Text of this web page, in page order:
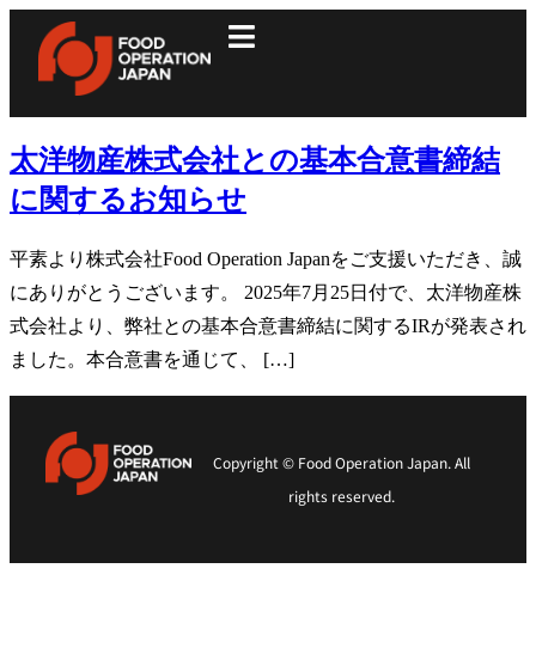
太洋物産株式会社との基本合意書締結
に関するお知らせ
平素より株式会社Food Operation Japanをご支援いただき、誠
にありがとうございます。 2025年7月25日付で、太洋物産株
式会社より、弊社との基本合意書締結に関するIRが発表され
ました。本合意書を通じて、 […]
Copyright © Food Operation Japan. All
rights reserved.